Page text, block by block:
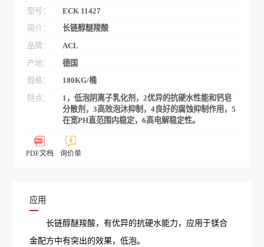
型号：
ECK 11427
简介：
长链醇醚羧酸
品牌：
ACL
产地：
德国
规格：
180KG/桶
特点：
1，低泡阴离子乳化剂，2优异的抗硬水性能和钙皂
分散剂，3高效泡沐抑制，4良好的腐蚀抑制作用，5
在宽PH直范围内稳定，6高电解稳定性。
PDF文档 询价单
应用
长链醇醚羧酸，有优异的抗硬水能力，应用于镁合
金配方中有突出的效果，低泡。